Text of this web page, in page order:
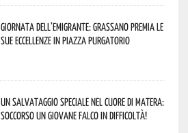
Giornata dell’Emigrante: Grassano premia le
sue eccellenze in Piazza Purgatorio
Un salvataggio speciale nel cuore di Matera:
soccorso un giovane falco in difficoltà!